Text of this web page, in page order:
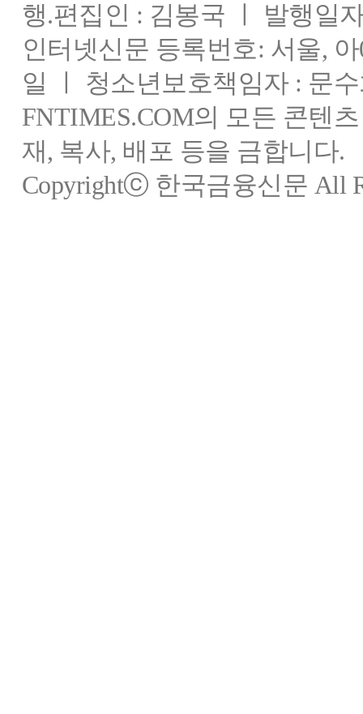
행.편집인 : 김봉국 ㅣ 발행일
인터넷신문 등록번호: 서울,
일 ㅣ 청소년보호책임자 : 문
FNTIMES.COM의 모든 콘텐
재, 복사, 배포 등을 금합니다.
Copyrightⓒ 한국금융신문 All